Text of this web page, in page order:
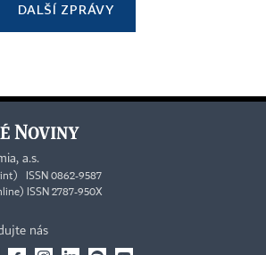
DALŠÍ ZPRÁVY
a.s.
ISSN 0862-9587
ISSN 2787-950X
nás